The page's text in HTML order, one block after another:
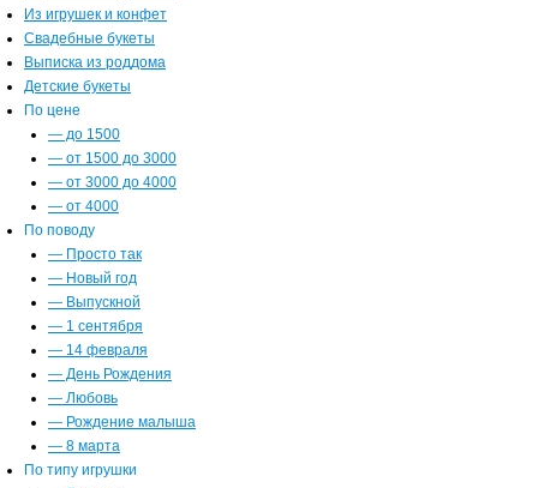
Из игрушек и конфет
Свадебные букеты
Выписка из роддома
Детские букеты
По цене
— до 1500
— от 1500 до 3000
— от 3000 до 4000
— от 4000
По поводу
— Просто так
— Новый год
— Выпускной
— 1 сентября
— 14 февраля
— День Рождения
— Любовь
— Рождение малыша
— 8 марта
По типу игрушки